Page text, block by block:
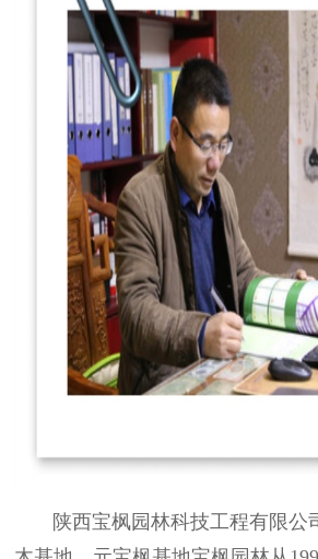
陕西宝枫园林科技工程有限公